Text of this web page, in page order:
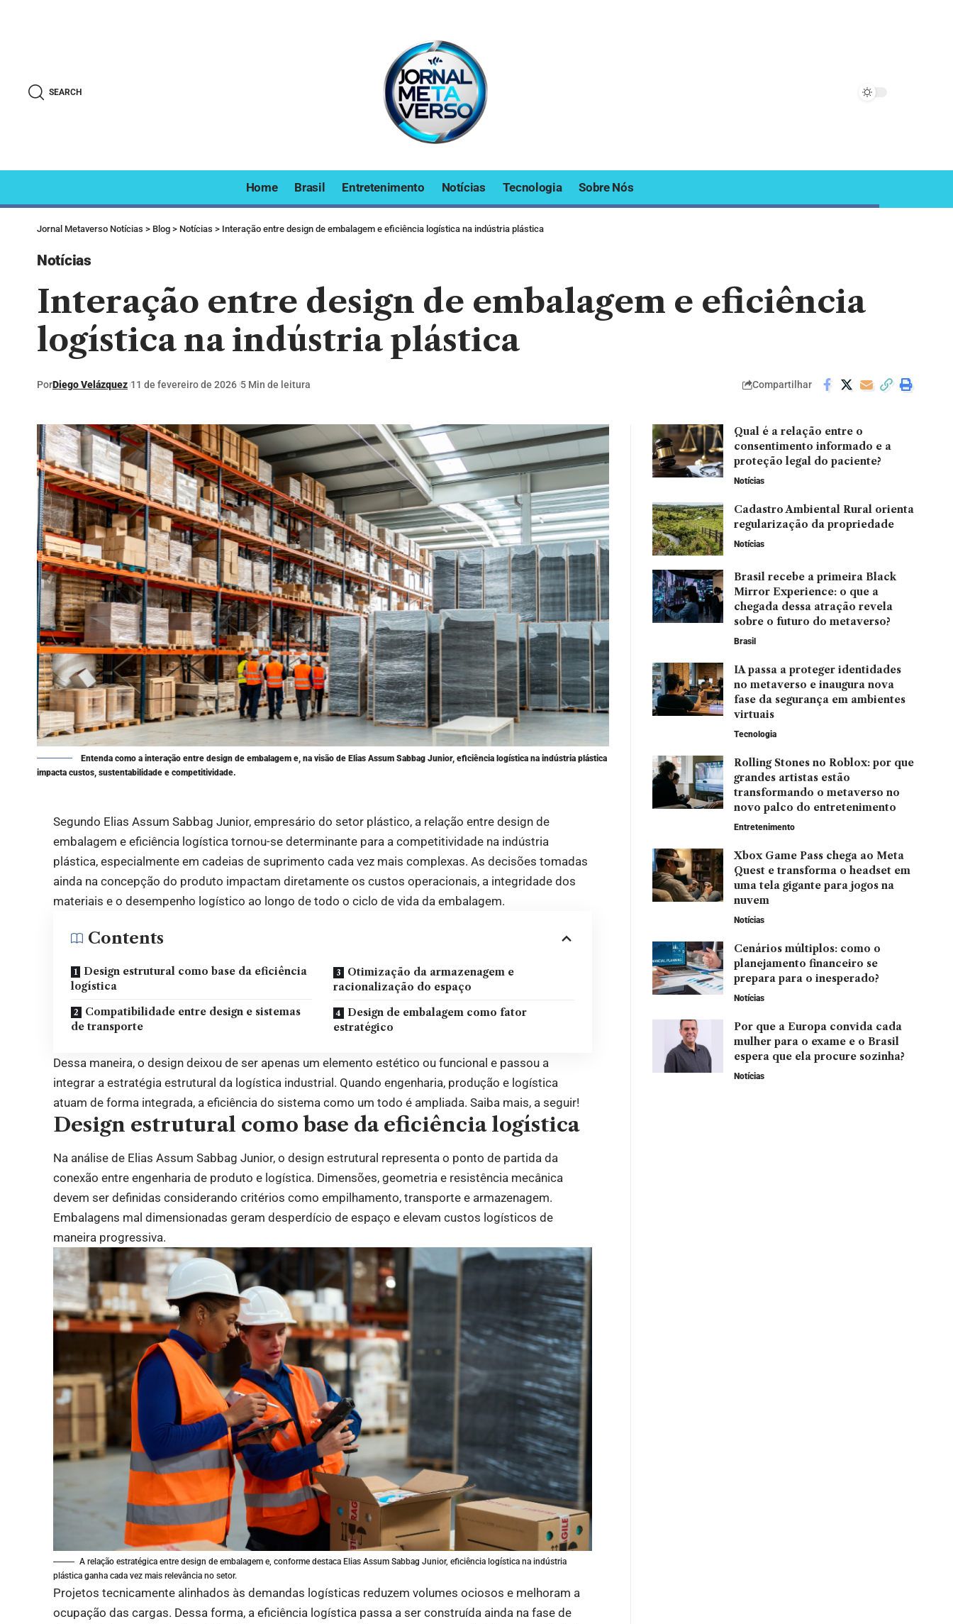
SEARCH
Home Brasil Entretenimento Notícias Tecnologia Sobre Nós
Jornal Metaverso Notícias > Blog > Notícias > Interação entre design de embalagem e eficiência logística na indústria plástica
Notícias
Interação entre design de embalagem e eficiência
logística na indústria plástica
PorDiego Velázquez 11 de fevereiro de 2026 5 Min de leitura Compartilhar
Entenda como a interação entre design de embalagem e, na visão de Elias Assum Sabbag Junior, eficiência logística na indústria plástica
impacta custos, sustentabilidade e competitividade.
Segundo Elias Assum Sabbag Junior, empresário do setor plástico, a relação entre design de
embalagem e eficiência logística tornou-se determinante para a competitividade na indústria
plástica, especialmente em cadeias de suprimento cada vez mais complexas. As decisões tomadas
ainda na concepção do produto impactam diretamente os custos operacionais, a integridade dos
materiais e o desempenho logístico ao longo de todo o ciclo de vida da embalagem.
Contents
Design estrutural como base da eficiência
logística
Compatibilidade entre design e sistemas
de transporte
Otimização da armazenagem e
racionalização do espaço
Design de embalagem como fator
estratégico
Dessa maneira, o design deixou de ser apenas um elemento estético ou funcional e passou a
integrar a estratégia estrutural da logística industrial. Quando engenharia, produção e logística
atuam de forma integrada, a eficiência do sistema como um todo é ampliada. Saiba mais, a seguir!
Design estrutural como base da eficiência logística
Na análise de Elias Assum Sabbag Junior, o design estrutural representa o ponto de partida da
conexão entre engenharia de produto e logística. Dimensões, geometria e resistência mecânica
devem ser definidas considerando critérios como empilhamento, transporte e armazenagem.
Embalagens mal dimensionadas geram desperdício de espaço e elevam custos logísticos de
maneira progressiva.
A relação estratégica entre design de embalagem e, conforme destaca Elias Assum Sabbag Junior, eficiência logística na indústria
plástica ganha cada vez mais relevância no setor.
Projetos tecnicamente alinhados às demandas logísticas reduzem volumes ociosos e melhoram a
ocupação das cargas. Dessa forma, a eficiência logística passa a ser construída ainda na fase de
Qual é a relação entre o
consentimento informado e a
proteção legal do paciente?
Notícias
Cadastro Ambiental Rural orienta
regularização da propriedade
Notícias
Brasil recebe a primeira Black
Mirror Experience: o que a
chegada dessa atração revela
sobre o futuro do metaverso?
Brasil
IA passa a proteger identidades
no metaverso e inaugura nova
fase da segurança em ambientes
virtuais
Tecnologia
Rolling Stones no Roblox: por que
grandes artistas estão
transformando o metaverso no
novo palco do entretenimento
Entretenimento
Xbox Game Pass chega ao Meta
Quest e transforma o headset em
uma tela gigante para jogos na
nuvem
Notícias
Cenários múltiplos: como o
planejamento financeiro se
prepara para o inesperado?
Notícias
Por que a Europa convida cada
mulher para o exame e o Brasil
espera que ela procure sozinha?
Notícias